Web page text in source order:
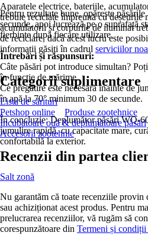
Pentru rezultate bune, opărește
secunde, apoi lucrează pe o suprafață
fierbinte după fiecare utilizare.
Întrebări și răspunsuri:
Câte păsări pot introduce simultan?
în funcție de mărime.
Ce pregătire este necesară înainte de
în apă la 70° minimum 30 de secunde.
În concluzie: Deplumător păsări WQ-
jumulire rapidă, cu capacitate mare,
confortabilă la exterior.
Aparatele electrice, bateriile,
trebuie reciclate împreună cu deșeurile
acumulatorii și corpurile de iluminat
de reciclare, dacă acest lucru este
informații găsiți în cadrul serviciilor
Categorii suplimentare
Lista de sărituri
Petshop online
Produse zootehnice
Incubatoare ouă & deplumătoare păsări
Accesorii zootehnie
Recenzii din partea
Salt zonă
Nu garantăm că toate recenziile provin
sau achiziționat acest produs. Pentru
prelucrarea recenziilor, vă rugăm să
corespunzătoare din Termeni și condiții